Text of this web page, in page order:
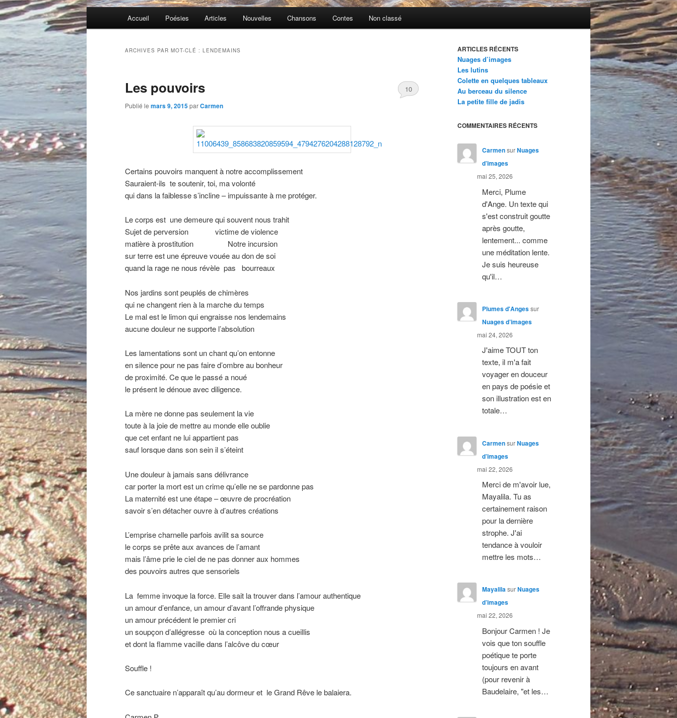
Accueil Poésies Articles Nouvelles Chansons Contes Non classé
ARCHIVES PAR MOT-CLÉ : LENDEMAINS
Les pouvoirs
Publié le mars 9, 2015parCarmen
10
Certains pouvoirs manquent à notre accomplissement
Sauraient-ils te soutenir, toi, ma volonté
qui dans la faiblesse s’incline – impuissante à me protéger.
Le corps est une demeure qui souvent nous trahit
Sujet de perversion
victime de violence
matière à prostitution
Notre incursion
sur terre est une épreuve vouée au don de soi
quand la rage ne nous révèle pas
bourreaux
Nos jardins sont peuplés de chimères
qui ne changent rien à la marche du temps
Le mal est le limon qui engraisse nos lendemains
aucune douleur ne supporte l’absolution
Les lamentations sont un chant qu’on entonne
en silence pour ne pas faire d’ombre au bonheur
de proximité. Ce que le passé a noué
le présent le dénoue avec diligence.
La mère ne donne pas seulement la vie
toute à la joie de mettre au monde elle oublie
que cet enfant ne lui appartient pas
sauf lorsque dans son sein il s’éteint
Une douleur à jamais sans délivrance
car porter la mort est un crime qu’elle ne se pardonne pas
La maternité est une étape – œuvre de procréation
savoir s’en détacher ouvre à d’autres créations
L’emprise charnelle parfois avilit sa source
le corps se prête aux avances de l’amant
mais l’âme prie le ciel de ne pas donner aux hommes
des pouvoirs autres que sensoriels
La femme invoque la force. Elle sait la trouver dans l’amour authentique
un amour d’enfance, un amour d’avant l’offrande physique
un amour précédent le premier cri
un soupçon d’allégresse où la conception nous a cueillis
et dont la flamme vacille dans l’alcôve du cœur
Souffle !
Ce sanctuaire n’apparaît qu’au dormeur et le Grand Rêve le balaiera.
ARTICLES RÉCENTS
Nuages d’images
Les lutins
Colette en quelques tableaux
Au berceau du silence
La petite fille de jadis
COMMENTAIRES RÉCENTS
CarmensurNuages
d’images
mai 25, 2026
Merci, Plume
d'Ange. Un texte qui
s'est construit goutte
après goutte,
lentement... comme
une méditation lente.
Je suis heureuse
qu'il…
Plumes d'Angessur
Nuages d’images
mai 24, 2026
J'aime TOUT ton
texte, il m'a fait
voyager en douceur
en pays de poésie et
son illustration est en
totale…
CarmensurNuages
d’images
mai 22, 2026
Merci de m'avoir lue,
Mayalila. Tu as
certainement raison
pour la dernière
strophe. J'ai
tendance à vouloir
mettre les mots…
MayalilasurNuages
d’images
mai 22, 2026
Bonjour Carmen ! Je
vois que ton souffle
poétique te porte
toujours en avant
(pour revenir à
Baudelaire, "et les…